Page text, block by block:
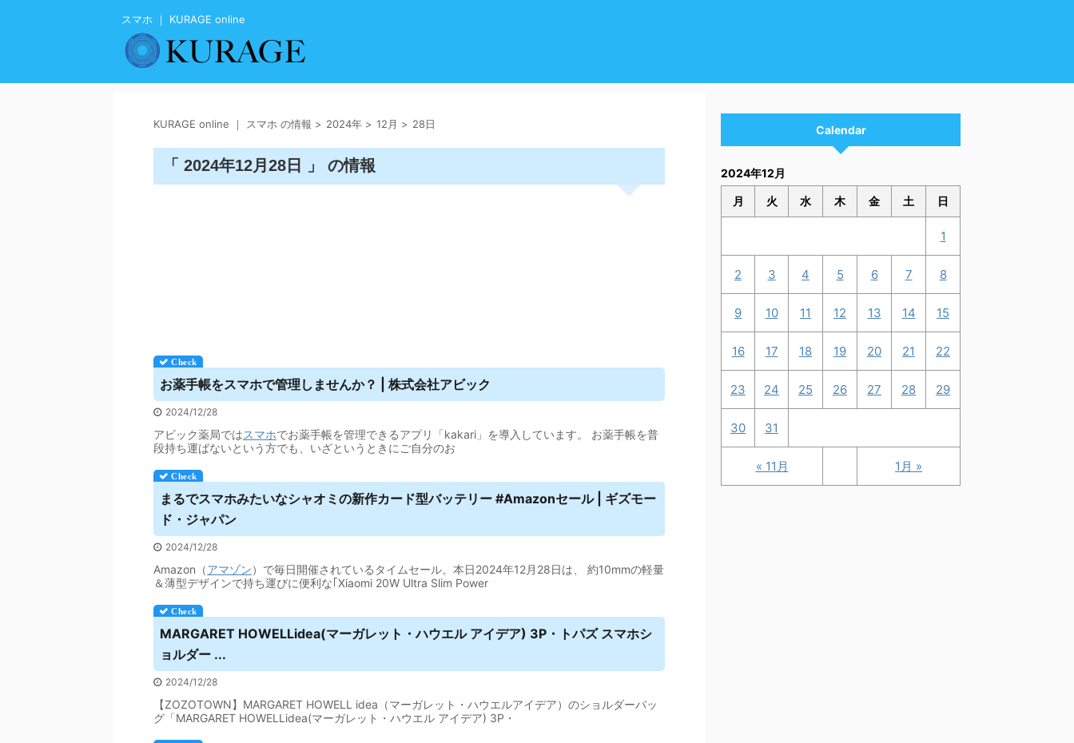
スマホ ｜ KURAGE online
KURAGE online ｜ スマホ の情報 > 2024年 > 12月 > 28日
「 2024年12月28日 」 の情報
お薬手帳をスマホで管理しませんか？ | 株式会社アビック
2024/12/28
アビック薬局ではスマホでお薬手帳を管理できるアプリ「kakari」を導入しています。 お薬手帳を普
段持ち運ばないという方でも、いざというときにご自分のお
まるでスマホみたいなシャオミの新作カード型バッテリー #Amazonセール | ギズモー
ド・ジャパン
2024/12/28
Amazon（アマゾン）で毎日開催されているタイムセール。本日2024年12月28日は、 約10mmの軽量
＆薄型デザインで持ち運びに便利な｢Xiaomi 20W Ultra Slim Power
MARGARET HOWELLidea(マーガレット・ハウエル アイデア) 3P・トパズ スマホシ
ョルダー ...
2024/12/28
【ZOZOTOWN】MARGARET HOWELL idea（マーガレット・ハウエルアイデア）のショルダーバッ
グ「MARGARET HOWELLidea(マーガレット・ハウエル アイデア) 3P・
Calendar
2024年12月
月 火 水 木 金 土 日
« 11月 1月 »
1
2 3 4 5 6 7 8
9 10 11 12 13 14 15
16 17 18 19 20 21 22
23 24 25 26 27 28 29
30 31